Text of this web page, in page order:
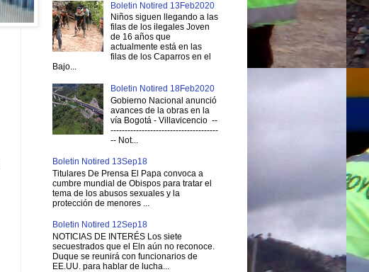
Boletin Notired 13Feb2020
Niños siguen llegando a las
filas de los ilegales Joven
de 16 años que
actualmente está en las
filas de los Caparros en el
Bajo...
Boletin Notired 18Feb2020
Gobierno Nacional anunció
avances de la obras en la
vía Bogotá - Villavicencio --
--------------------------------------
-- Not...
Boletin Notired 13Sep18
Titulares De Prensa El Papa convoca a
cumbre mundial de Obispos para tratar el
tema de los abusos sexuales y la
protección de menores ...
Boletin Notired 12Sep18
NOTICIAS DE INTERÉS Los siete
secuestrados que el Eln aún no reconoce.
Duque se reunirá con funcionarios de
EE.UU. para hablar de lucha...